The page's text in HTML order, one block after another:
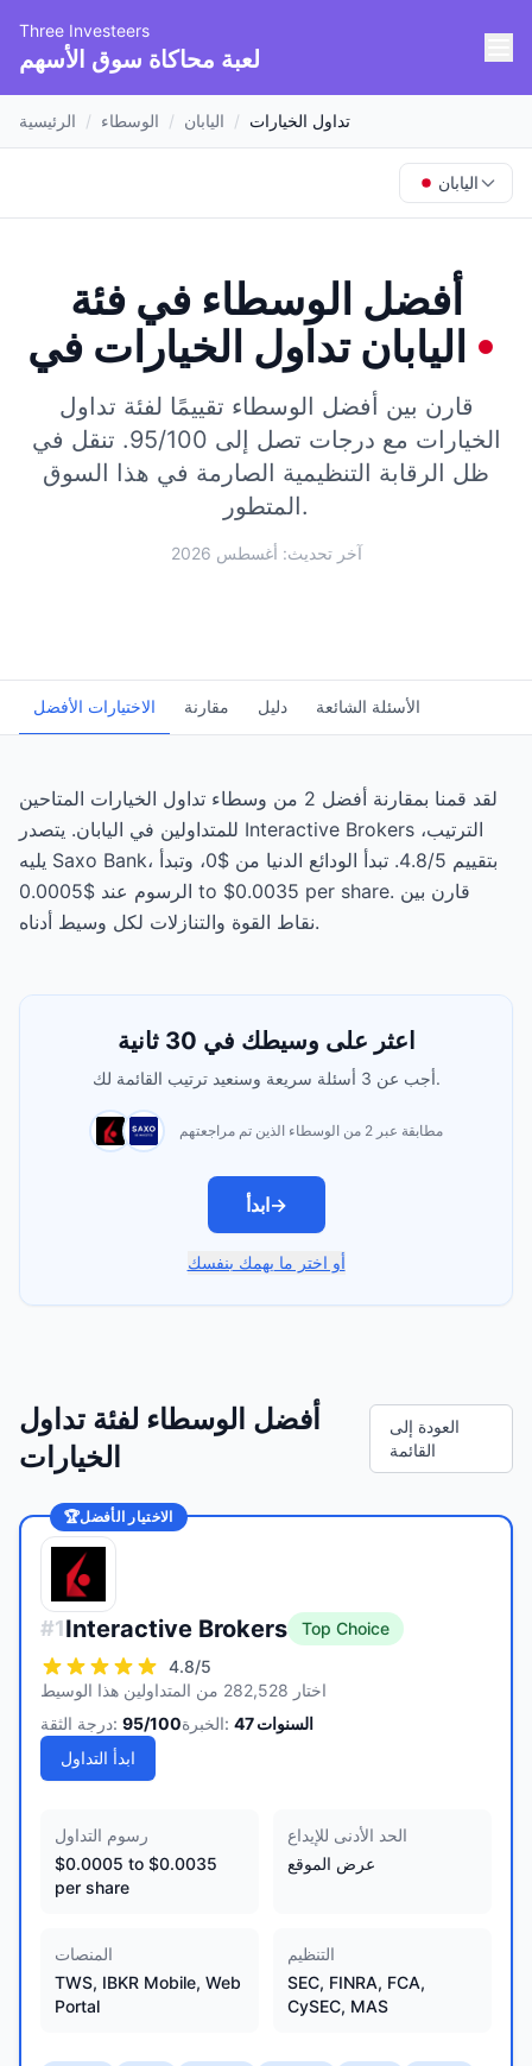
Three Investeers
لعبة محاكاة سوق الأسهم
الرئيسية / الوسطاء / اليابان / تداول الخيارات
اليابان
أفضل الوسطاء في فئة
تداول الخياراتفي اليابان
قارن بين أفضل الوسطاء تقييمًا لفئة تداول
الخيارات مع درجات تصل إلى 95/100.
تنقل في
ظل الرقابة التنظيمية الصارمة في هذا السوق
المتطور.
آخر تحديث: أغسطس 2026
الاختيارات الأفضل مقارنة دليل الأسئلة الشائعة
لقد قمنا بمقارنة أفضل 2 من وسطاء تداول الخيارات المتاحين
للمتداولين في اليابان. يتصدر Interactive Brokers الترتيب،
يليه Saxo Bank، بتقييم 4.8/5. تبدأ الودائع الدنيا من $0، وتبدأ
الرسوم عند $0.0005 to $0.0035 per share. قارن بين
نقاط القوة والتنازلات لكل وسيط أدناه.
اعثر على وسيطك في 30 ثانية
أجب عن 3 أسئلة سريعة وسنعيد ترتيب القائمة لك.
مطابقة عبر 2 من الوسطاء الذين تم مراجعتهم
ابدأ→
أو اختر ما يهمك بنفسك
أفضل الوسطاء لفئة تداول
الخيارات
العودة إلى
القائمة
🏆الاختيار الأفضل
#1Interactive Brokers
Top Choice
4.8/5
اختار 282,528 من المتداولين هذا الوسيط
درجة الثقة: 95/100 الخبرة: 47 السنوات
ابدأ التداول
رسوم التداول
$0.0005 to $0.0035
per share
الحد الأدنى للإيداع
عرض الموقع
المنصات
TWS, IBKR Mobile, Web
Portal
التنظيم
SEC, FINRA, FCA,
CySEC, MAS